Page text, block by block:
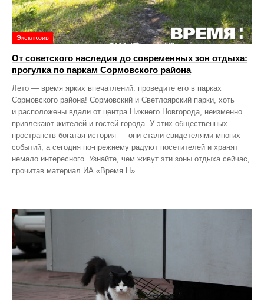
Эксклюзив
От советского наследия до современных зон отдыха:
прогулка по паркам Сормовского района
Лето — время ярких впечатлений: проведите его в парках
Сормовского района! Сормовский и Светлоярский парки, хоть
и расположены вдали от центра Нижнего Новгорода, неизменно
привлекают жителей и гостей города. У этих общественных
пространств богатая история — они стали свидетелями многих
событий, а сегодня по‑прежнему радуют посетителей и хранят
немало интересного. Узнайте, чем живут эти зоны отдыха сейчас,
прочитав материал ИА «Время Н».